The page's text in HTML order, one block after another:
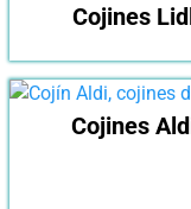
Cojines Lidl
Cojines